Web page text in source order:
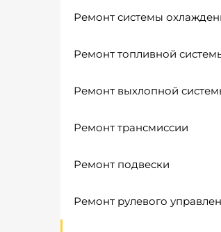
Ремонт системы
Ремонт топливной
Ремонт выхлопной
Ремонт трансмиссии
Ремонт подвески
Ремонт рулевого